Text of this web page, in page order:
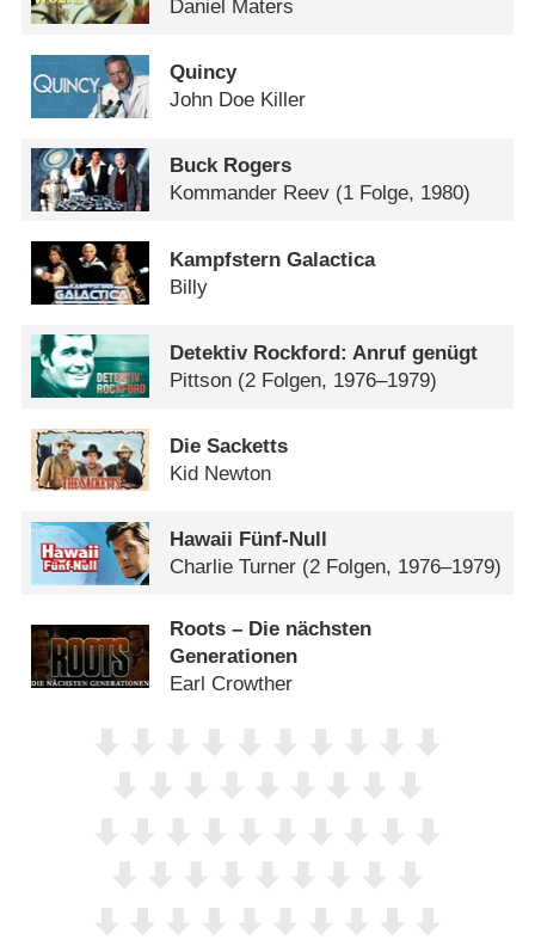
Daniel Maters
Quincy
John Doe Killer
Buck Rogers
Kommander Reev (1 Folge, 1980)
Kampfstern Galactica
Billy
Detektiv Rockford: Anruf genügt
Pittson (2 Folgen, 1976–1979)
Die Sacketts
Kid Newton
Hawaii Fünf-Null
Charlie Turner (2 Folgen, 1976–1979)
Roots – Die nächsten
Generationen
Earl Crowther